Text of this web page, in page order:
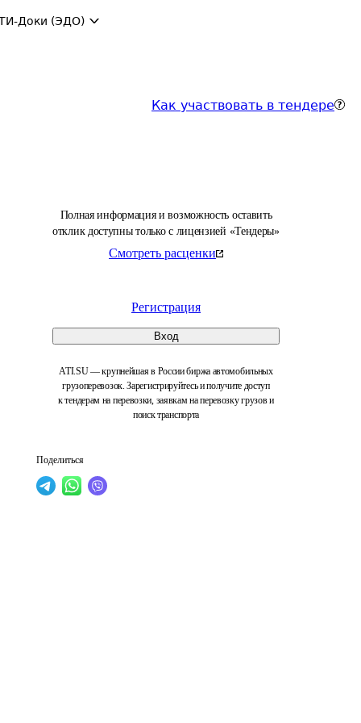
Доки (ЭДО)
Как участвовать в тендере
Полная информация и возможность оставить
отклик доступны только с лицензией «Тендеры»
Смотреть расценки
Регистрация
Вход
ATI.SU — крупнейшая в России биржа автомобильных
грузоперевозок. Зарегистрируйтесь и получите доступ
к тендерам на перевозки, заявкам на перевозку грузов и
поиск транспорта
Поделиться